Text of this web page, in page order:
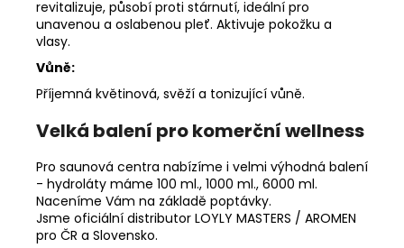
revitalizuje, působí proti stárnutí, ideální pro
unavenou a oslabenou pleť. Aktivuje pokožku a
vlasy.
Vůně:
Příjemná květinová, svěží a tonizující vůně.
Velká balení pro komerční wellness
Pro saunová centra nabízíme i velmi výhodná balení
- hydroláty máme 100 ml., 1000 ml., 6000 ml.
Naceníme Vám na základě poptávky.
Jsme oficiální distributor LOYLY MASTERS / AROMEN
pro ČR a Slovensko.